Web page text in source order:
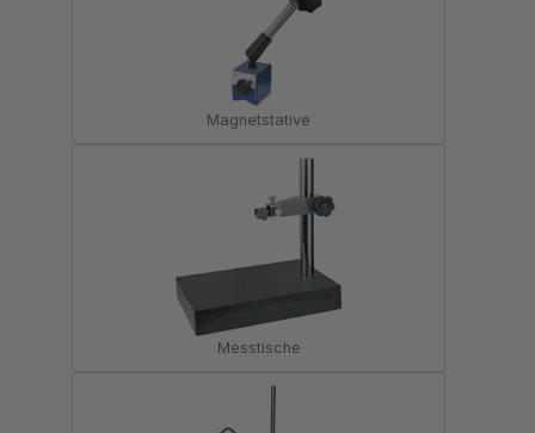
Magnetstative
Messtische